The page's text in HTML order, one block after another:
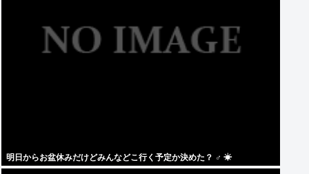
明日からお盆休みだけどみんなどこ行く予定か決めた？ ‍♂ ☀